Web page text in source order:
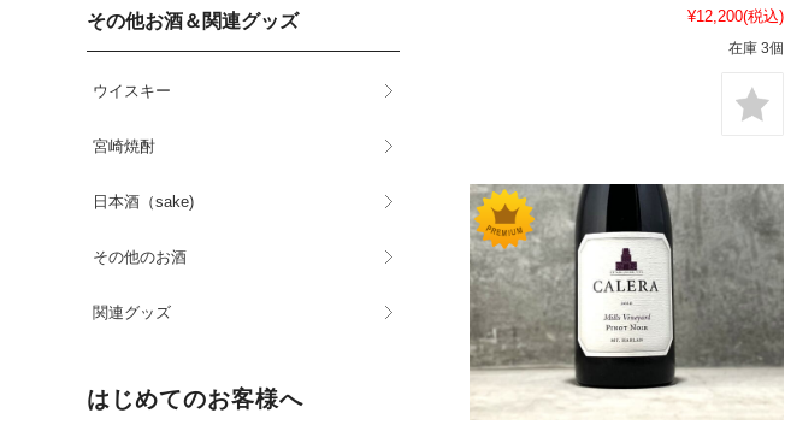
¥12,200(税込)
在庫 3個
その他お酒＆関連グッズ
ウイスキー
宮崎焼酎
日本酒（sake)
その他のお酒
関連グッズ
はじめてのお客様へ